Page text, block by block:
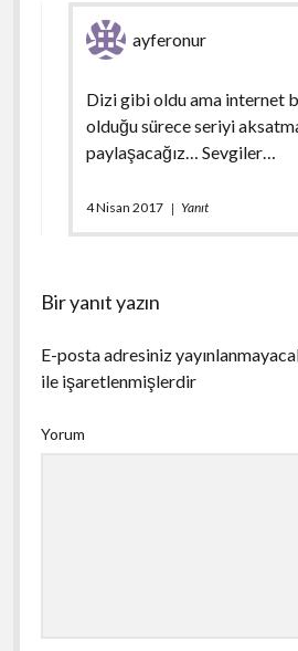
ayferonur
Dizi gibi oldu ama internet
olduğu sürece seriyi
paylaşacağız… Sevgiler…
4 Nisan 2017 Yanıt
Bir yanıt yazın
E-posta adresiniz
ile işaretlenmişlerdir
Yorum